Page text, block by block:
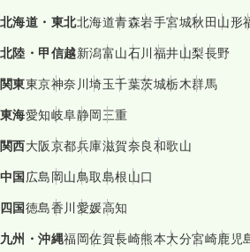
北海道・東北北海道青森岩手宮城秋田山形
北陸・甲信越新潟富山石川福井山梨長野
関東東京神奈川埼玉千葉茨城栃木群馬
東海愛知岐阜静岡三重
関西大阪京都兵庫滋賀奈良和歌山
中国広島岡山鳥取島根山口
四国徳島香川愛媛高知
九州・沖縄福岡佐賀長崎熊本大分宮崎鹿児